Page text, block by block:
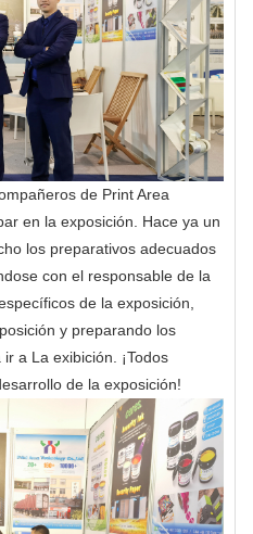
de Print Area
en la exposición. Hace ya un
los preparativos adecuados
con el responsable de la
de la exposición,
y preparando los
a La exibición. ¡Todos
de la exposición!